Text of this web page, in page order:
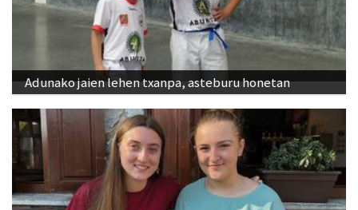
Adunako jaien lehen txanpa, asteburu honetan